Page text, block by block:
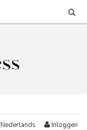
Nederlands Inloggen